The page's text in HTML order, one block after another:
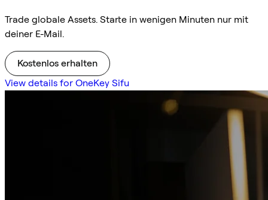
Trade globale Assets. Starte in wenigen Minuten nur mit
deiner E-Mail.
Kostenlos erhalten
View details for OneKey Sifu